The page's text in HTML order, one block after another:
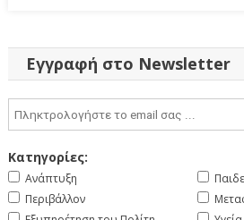
Εγγραφή στο Newsletter
Κατηγορίες:
Ανάπτυξη
Περιβάλλον